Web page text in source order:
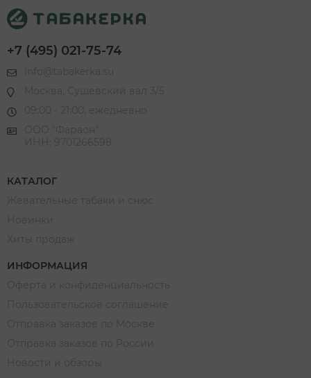
+7 (495) 021-75-74
КАТАЛОГ
ИНФОРМАЦИЯ